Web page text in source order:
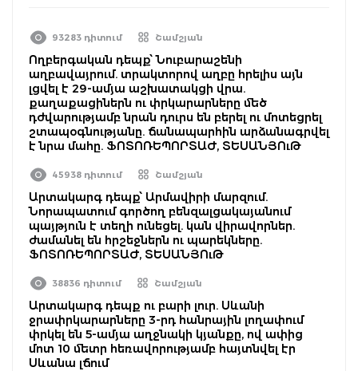
93283 դիտում Շամշյան
Ողբերգական դեպք՝ Նուբարաշենի
աղբավայրում. տրակտորով աղբը հրելիս այն
լցվել է 29-ամյա աշխատակցի վրա.
քաղաքացիներն ու փրկարարները մեծ
դժվարությամբ նրան դուրս են բերել ու մոտեցրել
շտապօգնությանը. ճանապարհին արձանագրվել
է նրա մահը. ՖՈՏՈՌԵՊՈՐՏԱԺ, ՏԵՍԱՆՅՈւԹ
45938 դիտում Շամշյան
Արտակարգ դեպք՝ Արմավիրի մարզում.
Նորապատում գործող բենզալցակայանում
պայթյուն է տեղի ունեցել. կան վիրավորներ.
ժամանել են հրշեջներն ու պարեկները.
ՖՈՏՈՌԵՊՈՐՏԱԺ, ՏԵՍԱՆՅՈւԹ
38836 դիտում Շամշյան
Արտակարգ դեպք ու բարի լուր. Սևանի
ջրափրկարարները 3-րդ հանրային լողափում
փրկել են 5-ամյա աղջնակի կյանքը, ով ափից
մոտ 10 մետր հեռավորությամբ հայտնվել էր
Սևանա լճում